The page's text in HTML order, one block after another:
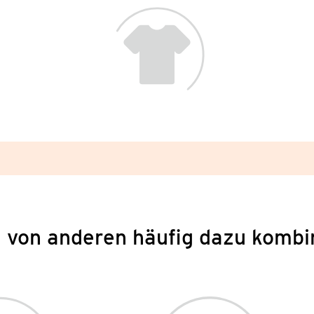
von anderen häufig dazu